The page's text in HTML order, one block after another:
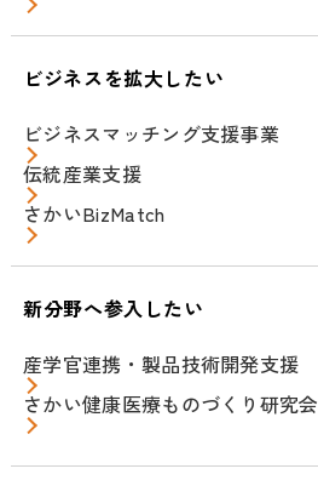
ビジネスを拡大したい
ビジネスマッチング支援事業
伝統産業支援
さかいBizMatch
新分野へ参入したい
産学官連携・製品技術開発支援
さかい健康医療ものづくり研究会